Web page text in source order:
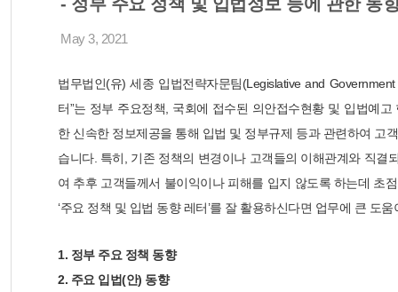
May 3, 2021
법무법인(유) 세종 입법전략자문팀(Legislative and
터”는 정부 주요정책, 국회에 접수된 의안접수현황 및 입법예
한 신속한 정보제공을 통해 입법 및 정부규제 등과 관련하여 고
습니다. 특히, 기존 정책의 변경이나 고객들의 이해관계와 직결
여 추후 고객들께서 불이익이나 피해를 입지 않도록 하는데 초
‘주요 정책 및 입법 동향 레터’를 잘 활용하신다면 업무에 큰 도
1. 정부 주요 정책 동향
2. 주요 입법(안) 동향